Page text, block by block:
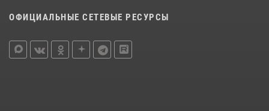
ОФИЦИАЛЬНЫЕ СЕТЕВЫЕ РЕСУРСЫ